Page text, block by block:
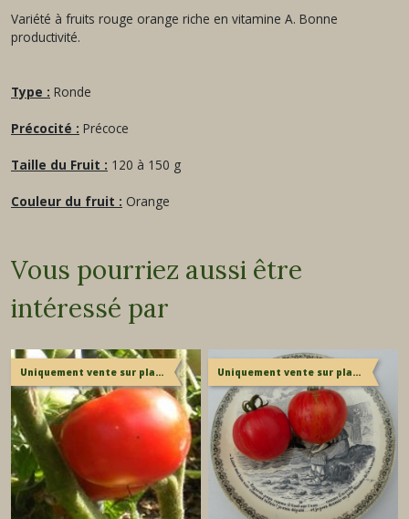
Variété à fruits rouge orange riche en vitamine A. Bonne
productivité.
Type : Ronde
Précocité : Précoce
Taille du Fruit : 120 à 150 g
Couleur du fruit : Orange
Vous pourriez aussi être
intéressé par
Uniquement vente sur place Uniquement vente sur place